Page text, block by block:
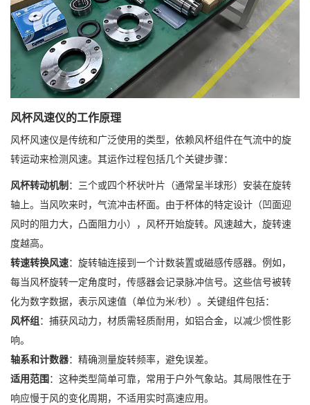
风杯风速仪的工作原理
风杯风速仪是传统和广泛使用的类型，依赖风杯组件在气流中的旋
转运动来检测风速。其运作过程包括几个关键步骤：
风杯转动机制 ：三个或四个杯状叶片（通常呈半球形）安装在旋转
轴上。当风吹来时，气流冲击杯面。由于杯体的特定设计（凹面迎
风时的阻力大，凸面阻力小），风杯开始旋转。风速越大，旋转速
度越高。
转速转换风速：旋转轴连接到一个计数装置或磁感传感器。例如，
每当风杯旋转一定角度时，传感器会记录脉冲信号。这些信号被转
化为数字数据，表示风速值（单位为米/秒）。关键组件包括：
风杯组 ：捕获风动力，材质需轻质耐用，如铝合金，以减少惯性影
响。
轴系和计数器：精确测量旋转频率，避免误差。
适用范围 ：这种类型简单可靠，常用于户外气象站。其局限性在于
响应慢于风的变化周期，不适用实时高速应用。